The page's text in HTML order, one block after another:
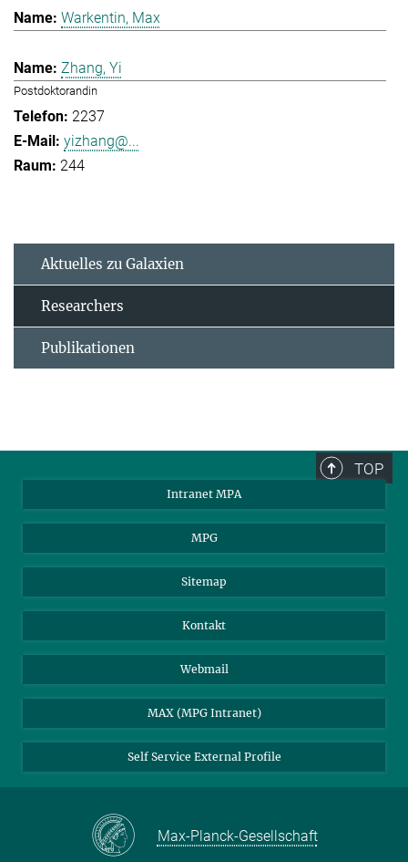
Warkentin, Max
Zhang, Yi
Postdoktorandin
2237
yizhang@...
244
Aktuelles zu Galaxien
Researchers
Publikationen
TOP
Intranet MPA
MPG
Sitemap
Kontakt
Webmail
MAX (MPG Intranet)
Self Service External Profile
Max-Planck-Gesellschaft